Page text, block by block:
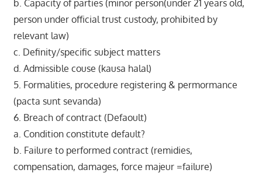
b. Capacity of parties (minor person(under 21 years old,
person under official trust custody, prohibited by
relevant law)
c. Definity/specific subject matters
d. Admissible couse (kausa halal)
5. Formalities, procedure registering & permormance
(pacta sunt sevanda)
6. Breach of contract (Defaoult)
a. Condition constitute default?
b. Failure to performed contract (remidies,
compensation, damages, force majeur =failure)